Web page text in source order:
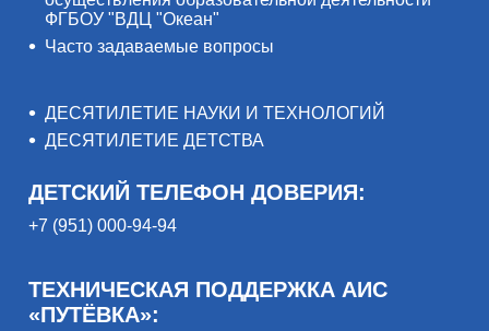
ФГБОУ "ВДЦ "Океан"
Часто задаваемые вопросы
ДЕСЯТИЛЕТИЕ НАУКИ И ТЕХНОЛОГИЙ
ДЕСЯТИЛЕТИЕ ДЕТСТВА
ДЕТСКИЙ ТЕЛЕФОН ДОВЕРИЯ:
+7 (951) 000-94-94
ТЕХНИЧЕСКАЯ ПОДДЕРЖКА АИС
«ПУТЁВКА»: